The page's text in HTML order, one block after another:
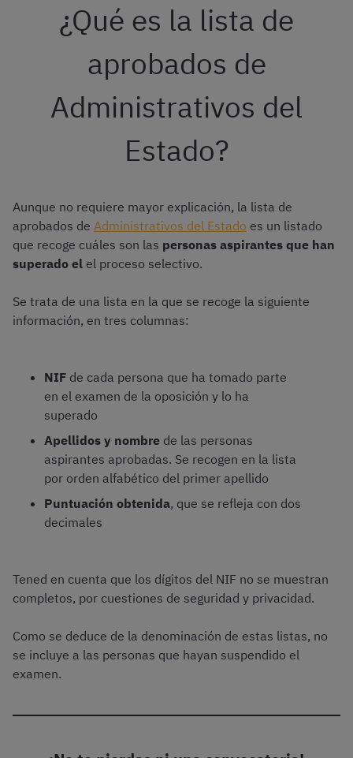
¿Qué es la lista de
aprobados de
Administrativos del
Estado?
Aunque no requiere mayor explicación, la lista de
aprobados de Administrativos del Estado es un listado
que recoge cuáles son las personas aspirantes que han
superado el el proceso selectivo.
Se trata de una lista en la que se recoge la siguiente
información, en tres columnas:
NIF de cada persona que ha tomado parte
en el examen de la oposición y lo ha
superado
Apellidos y nombre de las personas
aspirantes aprobadas. Se recogen en la lista
por orden alfabético del primer apellido
Puntuación obtenida, que se refleja con dos
decimales
Tened en cuenta que los dígitos del NIF no se muestran
completos, por cuestiones de seguridad y privacidad.
Como se deduce de la denominación de estas listas, no
se incluye a las personas que hayan suspendido el
examen.